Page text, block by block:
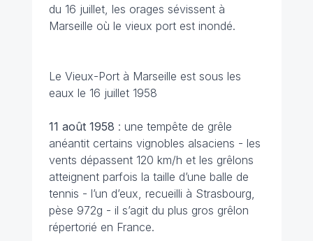
du 16 juillet, les orages sévissent à
Marseille où le vieux port est inondé.
Le Vieux-Port à Marseille est sous les
eaux le 16 juillet 1958
11 août 1958 : une tempête de grêle
anéantit certains vignobles alsaciens - les
vents dépassent 120 km/h et les grêlons
atteignent parfois la taille d’une balle de
tennis - l’un d’eux, recueilli à Strasbourg,
pèse 972g - il s’agit du plus gros grêlon
répertorié en France.